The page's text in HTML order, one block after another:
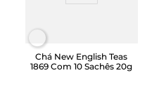
Chá New English Teas
1869 Com 10 Sachês 20g